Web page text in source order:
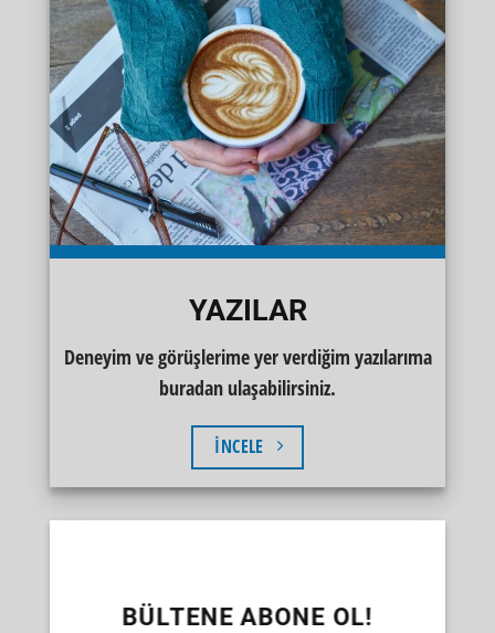
YAZILAR
Deneyim ve görüşlerime yer verdiğim yazılarıma
buradan ulaşabilirsiniz.
İNCELE
BÜLTENE ABONE OL!